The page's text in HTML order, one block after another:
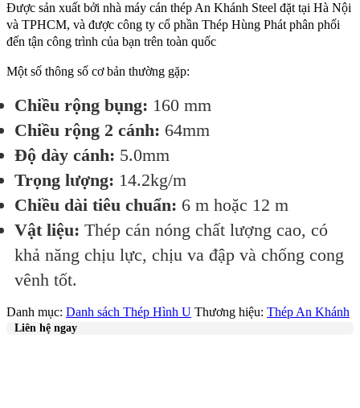
Được sản xuất bởi nhà máy cán thép An Khánh Steel đặt tại Hà Nội
và TPHCM, và được công ty cổ phần Thép Hùng Phát phân phối
đến tận công trình của bạn trên toàn quốc
Một số thông số cơ bản thường gặp:
Chiều rộng bụng: 160 mm
Chiều rộng 2 cánh: 64mm
Độ dày cánh: 5.0mm
Trọng lượng: 14.2kg/m
Chiều dài tiêu chuẩn: 6 m hoặc 12 m
Vật liệu: Thép cán nóng chất lượng cao, có
khả năng chịu lực, chịu va đập và chống cong
vênh tốt.
Danh mục: Danh sách Thép Hình U Thương hiệu: Thép An Khánh
Liên hệ ngay